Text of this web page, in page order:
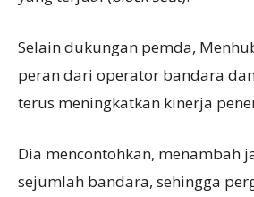
Selain dukungan pemda,
peran dari operator bandara
terus meningkatkan kinerja
Dia mencontohkan, menambah
sejumlah bandara, sehingga